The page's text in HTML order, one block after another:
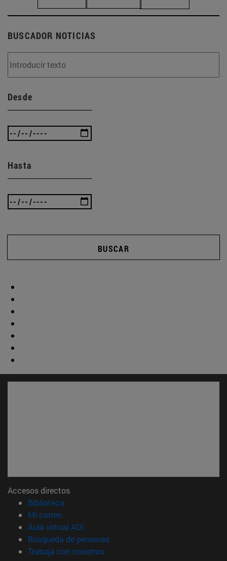
BUSCADOR NOTICIAS
Desde
Hasta
BUSCAR
Accesos directos
Biblioteca
Mi correo(abre en nueva ventana)
Aula virtual ADI
Búsqueda de personas(abre en nueva ventana)
Trabaja con nosotros(abre en nueva ventana)